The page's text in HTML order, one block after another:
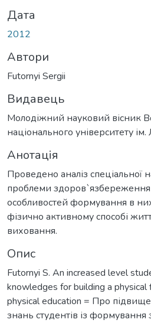
Дата
2012
Автори
Futornyi Sergii
Видавець
Молодіжний науковий вісник
національного університету ім.
Анотація
Проведено аналіз спеціальної
проблеми здоров`язбереження
особливостей формування в
фізично активному способі
виховання.
Опис
Futornyi S. An increased level
knowledges for building a
physical education = Про
знань студентів із формування